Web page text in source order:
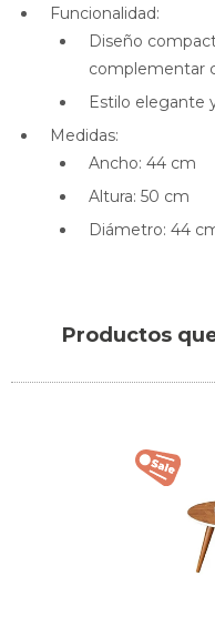
Funcionalidad:
Diseño
complementar
Estilo elegante
Medidas:
Ancho: 44 cm
Altura: 50 cm
Diámetro: 44
Productos